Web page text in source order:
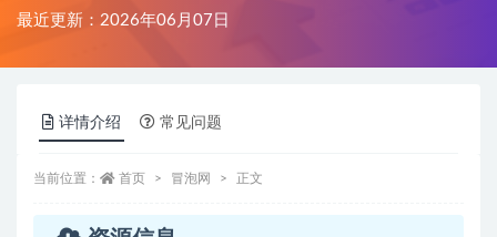
最近更新：2026年06月07日
详情介绍 常见问题
当前位置： 首页 冒泡网 正文